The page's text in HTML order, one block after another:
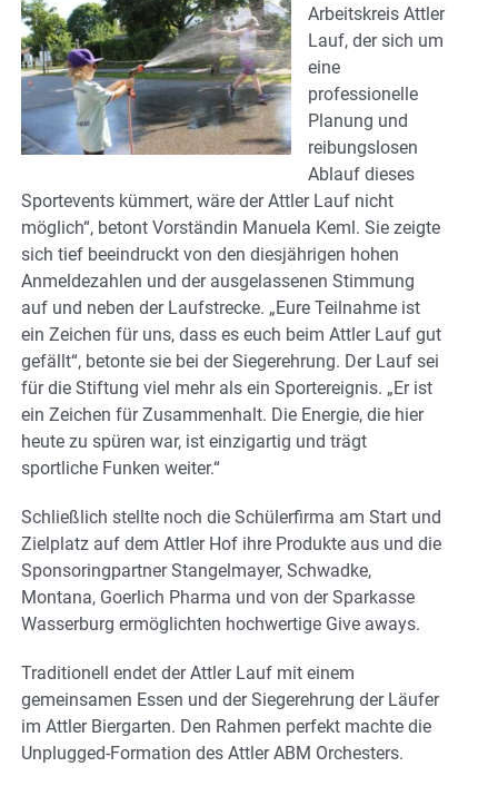
Arbeitskreis Attler
Lauf, der sich um
eine
professionelle
Planung und
reibungslosen
Ablauf dieses
Sportevents kümmert, wäre der Attler Lauf nicht
möglich“, betont Vorständin Manuela Keml. Sie zeigte
sich tief beeindruckt von den diesjährigen hohen
Anmeldezahlen und der ausgelassenen Stimmung
auf und neben der Laufstrecke. „Eure Teilnahme ist
ein Zeichen für uns, dass es euch beim Attler Lauf gut
gefällt“, betonte sie bei der Siegerehrung. Der Lauf sei
für die Stiftung viel mehr als ein Sportereignis. „Er ist
ein Zeichen für Zusammenhalt. Die Energie, die hier
heute zu spüren war, ist einzigartig und trägt
sportliche Funken weiter.“
Schließlich stellte noch die Schülerfirma am Start und
Zielplatz auf dem Attler Hof ihre Produkte aus und die
Sponsoringpartner Stangelmayer, Schwadke,
Montana, Goerlich Pharma und von der Sparkasse
Wasserburg ermöglichten hochwertige Give aways.
Traditionell endet der Attler Lauf mit einem
gemeinsamen Essen und der Siegerehrung der Läufer
im Attler Biergarten. Den Rahmen perfekt machte die
Unplugged-Formation des Attler ABM Orchesters.